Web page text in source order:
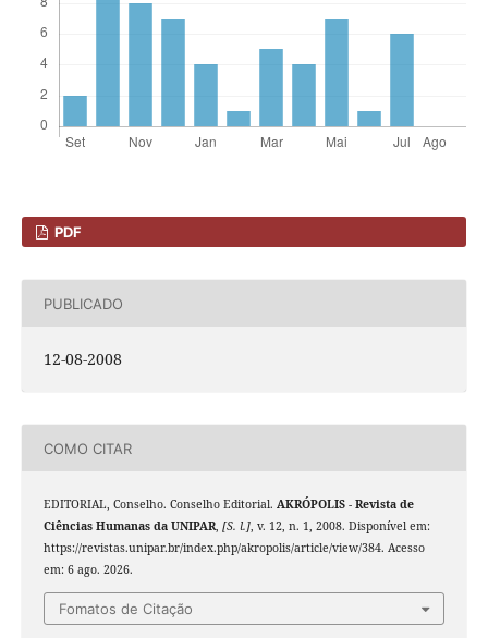
PDF
PUBLICADO
12-08-2008
COMO CITAR
EDITORIAL, Conselho. Conselho Editorial. AKRÓPOLIS - Revista de
Ciências Humanas da UNIPAR, [S. l.], v. 12, n. 1, 2008. Disponível em:
https://revistas.unipar.br/index.php/akropolis/article/view/384. Acesso
em: 6 ago. 2026.
Fomatos de Citação